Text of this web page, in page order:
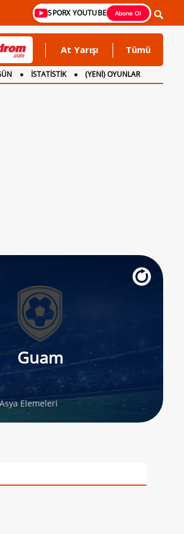
SPORX YOUTUBE Abone Ol
At Yarışı Tümü
İSTATİSTİK
(YENİ) OYUNLAR
Guam
Elemeleri